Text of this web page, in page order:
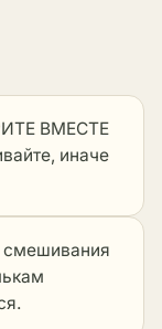
ВМЕСТЕ
иначе